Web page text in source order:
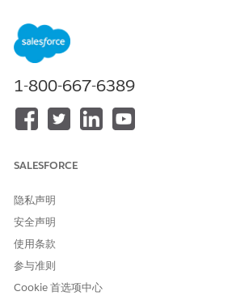
当招聘人员或人力资源专家提交招聘申请以
知。在您批准申请时，公共部门解决方案会
准”。
您可以拒绝请购单，并就可改进或更改的内
批准招聘申请：
单击
，并选择请求批准招聘申请的通
单击
如有必要，输入评论，然后单击
1-800-667-6389
SALESFORCE
隐私声明
安全声明
使用条款
参与准则
Cookie 首选项中心